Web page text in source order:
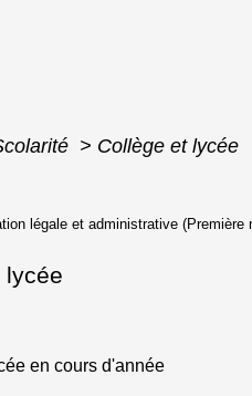
> Collège et lycée
légale et administrative (Première
lycée
en cours d'année